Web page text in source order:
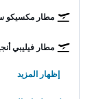
مطار مكسيكو
مطار فيليبي
إظهار المزيد